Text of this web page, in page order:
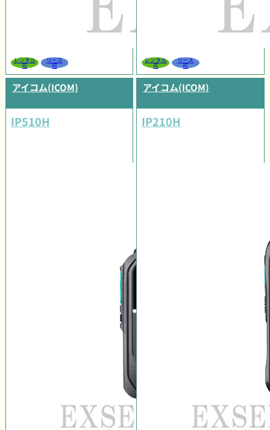
レンタル
可
リース
可
レンタル
可
リース
可
アイコム(ICOM)
IP510H
アイコム(ICOM)
IP210H